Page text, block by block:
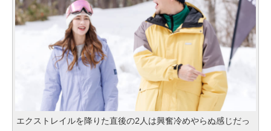
エクストレイルを降りた直後の2人は興奮冷めやらぬ感じだっ